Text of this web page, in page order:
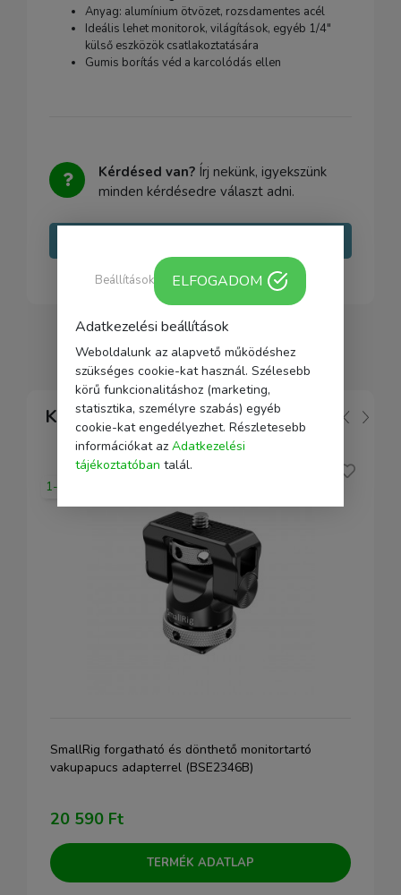
Anyag: alumínium ötvözet, rozsdamentes acél
Ideális lehet monitorok, világítások, egyéb 1/4"
külső eszközök csatlakoztatására
Gumis borítás véd a karcolódás ellen
Kérdésed van? Írj nekünk, igyekszünk
minden kérdésedre választ adni.
Kapcsolódó
1-2 nap
SmallRig forgatható és dönthető monitortartó
vakupapucs adapterrel (BSE2346B)
20 590 Ft
TERMÉK ADATLAP
Adatkezelési beállítások
Weboldalunk az alapvető működéshez
szükséges cookie-kat használ. Szélesebb
körű funkcionalitáshoz (marketing,
statisztika, személyre szabás) egyéb
cookie-kat engedélyezhet. Részletesebb
információkat az Adatkezelési
tájékoztatóban talál.
Beállítások ELFOGADOM